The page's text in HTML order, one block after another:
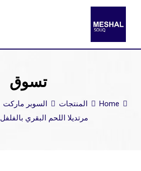
تسوق
Home المنتجات السوبر ماركت
مرتديلا اللحم البقري بالفلفل 500 جرام